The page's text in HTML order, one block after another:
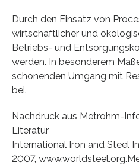
Durch den Einsatz von
wirtschaftlicher und
Betriebs- und
werden. In besonderem
schonenden Umgang mit
bei.
Nachdruck aus Metrohm-
Literatur
International Iron and Steel
2007,